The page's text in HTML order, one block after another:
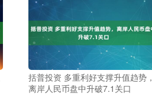
括普投资 多重利好支撑升值趋势，
离岸人民币盘中升破7.1关口